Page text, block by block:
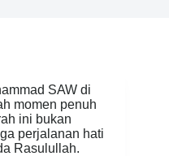
SAW di
momen penuh
ini bukan
perjalanan hati
Rasulullah.